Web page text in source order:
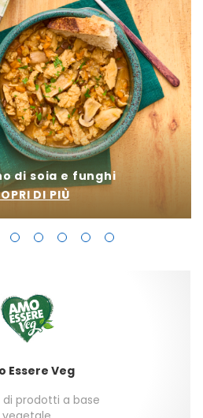
di soia e funghi
DI PIÙ
Essere Veg
prodotti a base